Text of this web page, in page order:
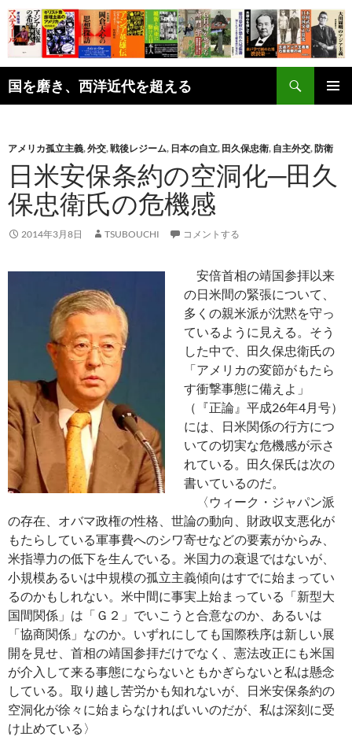
コ
ン
テ
ン
ツ
へ
国を磨き、西洋近代を超える
索
アメリカ孤立主義,外交,戦後レジーム, 日本の自立, 田久保忠衛, 自主外交, 防衛
日米安保条約の空洞化─田久
保忠衛氏の危機感
2014年3月8日 TSUBOUCHI コメントする
安倍首相の靖国参拝以来
の日米間の緊張について、
多くの親米派が沈黙を守っ
ているように見える。そう
した中で、田久保忠衛氏の
「アメリカの変節がもたら
す衝撃事態に備えよ」
（『正論』平成26年4月号）
には、日米関係の行方につ
いての切実な危機感が示さ
れている。田久保氏は次の
書いているのだ。
〈ウィーク・ジャパン派
の存在、オバマ政権の性格、世論の動向、財政収支悪化が
もたらしている軍事費へのシワ寄せなどの要素がからみ、
米指導力の低下を生んでいる。米国力の衰退ではないが、
小規模あるいは中規模の孤立主義傾向はすでに始まってい
るのかもしれない。米中間に事実上始まっている「新型大
国間関係」は「Ｇ２」でいこうと合意なのか、あるいは
「協商関係」なのか。いずれにしても国際秩序は新しい展
開を見せ、首相の靖国参拝だけでなく、憲法改正にも米国
が介入して来る事態にならないともかぎらないと私は懸念
している。取り越し苦労かも知れないが、日米安保条約の
空洞化が徐々に始まらなければいいのだが、私は深刻に受
け止めている〉